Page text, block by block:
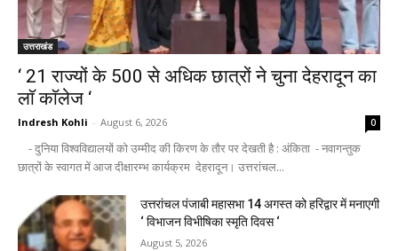
उत्तराखंड
‘ 21 राज्यों के 500 से अधिक छात्रों ने चुना देहरादून का
लाॅ काॅलेज ‘
Indresh Kohli - August 6, 2026 0
- दुनिया विश्वविद्यालयों को उम्मीद की किरण के तौर पर देखती है : अंकिता - नवागन्तुक
छात्रों के स्वागत में आज दीक्षारम्भ कार्यक्रम देहरादून। उत्तरांचल...
उत्तरांचल पंजाबी महासभा 14 अगस्त को हरिद्वार में मनाएगी
‘ विभाजन विभीषिका स्मृति दिवस ‘
August 5, 2026